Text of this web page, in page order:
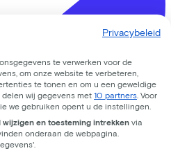
Privacybeleid
te verwerken voor de
om onze website te verbeteren,
te tonen en om u een geweldige
wij gegevens met 10 partners . Voor
we gebruiken opent u de instellingen.
wijzigen en toesteming intrekken via
onderaan de webpagina.